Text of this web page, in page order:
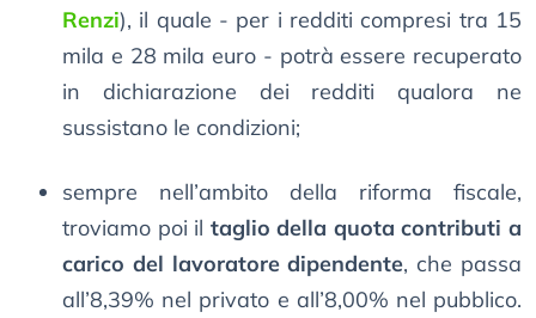
Renzi), il quale - per i redditi compresi tra 15
mila e 28 mila euro - potrà essere recuperato
in dichiarazione dei redditi qualora ne
sussistano le condizioni;
sempre nell’ambito della riforma fiscale,
troviamo poi il taglio della quota contributi a
carico del lavoratore dipendente, che passa
all’8,39% nel privato e all’8,00% nel pubblico.